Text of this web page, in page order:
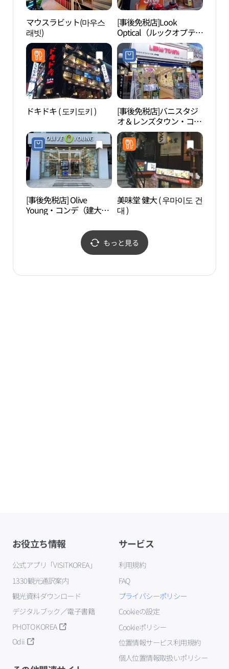
マウスラビット(마우스
래빗)
[事後免税店]Look
Optical（ルックオプティ
カル）・コンデ（建大）
店(룩옵티컬 건대점)
ドキドキ ( 도키도키 )
[事後免税店]バニスタジ
オ＆レンズタウン・コン
デ（建大）店(바니스튜
디오&렌즈타운 건대점)
[事後免税店] Olive
Young・コンデ（建大）
美味堂 健大 ( 우마이도 건
대 )
もっと見る
お役立ち情報
公式アプリ「VISITKOREA」
1330観光通訳案内
観光資料ダウンロード
デジタルブック／電子書籍
PHOTO KOREA
Odii
サービス
利用規約
FAQ
プライバシーポリシー
Cookieの設定
Cookieポリシー
位置情報サービス利用規約
個人位置情報取扱いポリシー